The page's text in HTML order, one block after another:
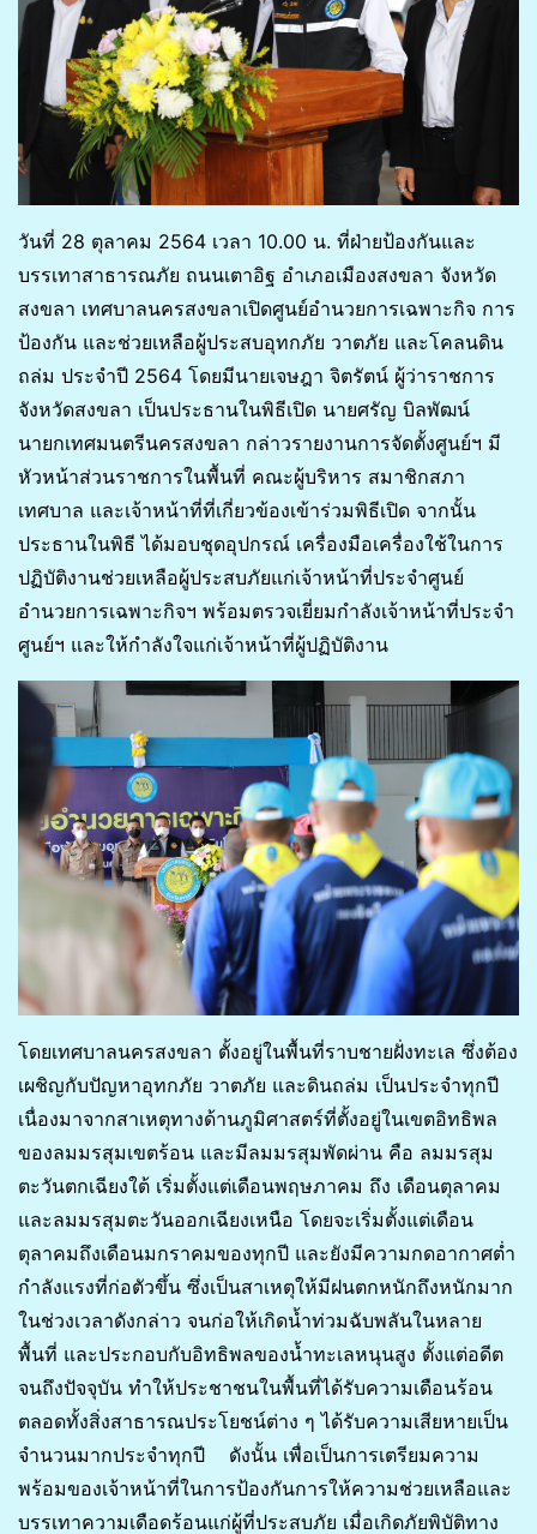
วันที่ 28 ตุลาคม 2564 เวลา 10.00 น. ที่ฝ่ายป้องกันและ
บรรเทาสาธารณภัย ถนนเตาอิฐ อำเภอเมืองสงขลา จังหวัด
สงขลา เทศบาลนครสงขลาเปิดศูนย์อำนวยการเฉพาะกิจ การ
ป้องกัน และช่วยเหลือผู้ประสบอุทกภัย วาตภัย และโคลนดิน
ถล่ม ประจำปี 2564 โดยมีนายเจษฎา จิตรัตน์ ผู้ว่าราชการ
จังหวัดสงขลา เป็นประธานในพิธีเปิด นายศรัญ บิลพัฒน์
นายกเทศมนตรีนครสงขลา กล่าวรายงานการจัดตั้งศูนย์ฯ มี
หัวหน้าส่วนราชการในพื้นที่ คณะผู้บริหาร สมาชิกสภา
เทศบาล และเจ้าหน้าที่ที่เกี่ยวข้องเข้าร่วมพิธีเปิด จากนั้น
ประธานในพิธี ได้มอบชุดอุปกรณ์ เครื่องมือเครื่องใช้ในการ
ปฏิบัติงานช่วยเหลือผู้ประสบภัยแก่เจ้าหน้าที่ประจำศูนย์
อำนวยการเฉพาะกิจฯ พร้อมตรวจเยี่ยมกำลังเจ้าหน้าที่ประจำ
ศูนย์ฯ และให้กำลังใจแก่เจ้าหน้าที่ผู้ปฏิบัติงาน
โดยเทศบาลนครสงขลา ตั้งอยู่ในพื้นที่ราบชายฝั่งทะเล ซึ่งต้อง
เผชิญกับปัญหาอุทกภัย วาตภัย และดินถล่ม เป็นประจำทุกปี
เนื่องมาจากสาเหตุทางด้านภูมิศาสตร์ที่ตั้งอยู่ในเขตอิทธิพล
ของลมมรสุมเขตร้อน และมีลมมรสุมพัดผ่าน คือ ลมมรสุม
ตะวันตกเฉียงใต้ เริ่มตั้งแต่เดือนพฤษภาคม ถึง เดือนตุลาคม
และลมมรสุมตะวันออกเฉียงเหนือ โดยจะเริ่มตั้งแต่เดือน
ตุลาคมถึงเดือนมกราคมของทุกปี และยังมีความกดอากาศต่ำ
กำลังแรงที่ก่อตัวขึ้น ซึ่งเป็นสาเหตุให้มีฝนตกหนักถึงหนักมาก
ในช่วงเวลาดังกล่าว จนก่อให้เกิดน้ำท่วมฉับพลันในหลาย
พื้นที่ และประกอบกับอิทธิพลของน้ำทะเลหนุนสูง ตั้งแต่อดีต
จนถึงปัจจุบัน ทำให้ประชาชนในพื้นที่ได้รับความเดือนร้อน
ตลอดทั้งสิ่งสาธารณประโยชน์ต่าง ๆ ได้รับความเสียหายเป็น
จำนวนมากประจำทุกปี ดังนั้น เพื่อเป็นการเตรียมความ
พร้อมของเจ้าหน้าที่ในการป้องกันการให้ความช่วยเหลือและ
บรรเทาความเดือดร้อนแก่ผู้ที่ประสบภัย เมื่อเกิดภัยพิบัติทาง